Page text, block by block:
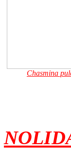
Chasmina